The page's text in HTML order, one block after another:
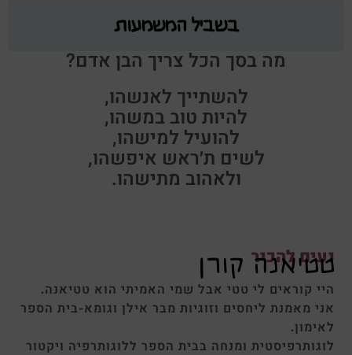
בשביל המשמעות
מה בסך הכל צריך הבן אדם?
להשתייך לאנשהו,
להיות טוב במשהו,
להועיל למישהו,
לשים ת׳ראש איפשהו,
ולאהוב מתישהו.
להכירקורן
לי טטי אבל שמי האמיתי הוא טטיאנה.
ליחסים וזוגיות מבר אילן וגומא-בית הספר
ומנחה בבית הספר ללוגותרפיה ויקטור